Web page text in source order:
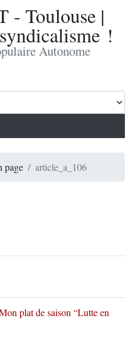
- Toulouse |
!
Autonome
page article_a_106
plat de saison “Lutte en